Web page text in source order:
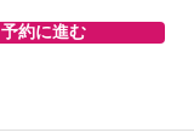
予約に進む